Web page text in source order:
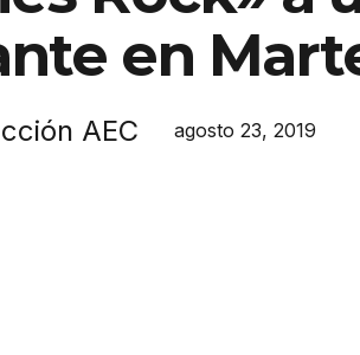
en
AEC agosto 23, 2019